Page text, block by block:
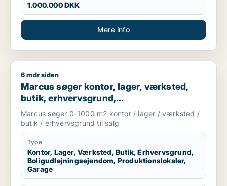
1.000.000 DKK
Mere info
Marcus søger kontor, lager, værksted, butik,
6 mdr siden
Marcus søger kontor, lager, værksted,
butik, erhvervsgrund,
boligudlejningsejendom,
produktionslokaler eller garage til salg i
Storkøbenhavn
Marcus søger 0-1000 m2 kontor / lager / værksted /
butik / erhvervsgrund til salg
Type
Kontor, Lager, Værksted, Butik, Erhvervsgrund,
Boligudlejningsejendom, Produktionslokaler,
Garage